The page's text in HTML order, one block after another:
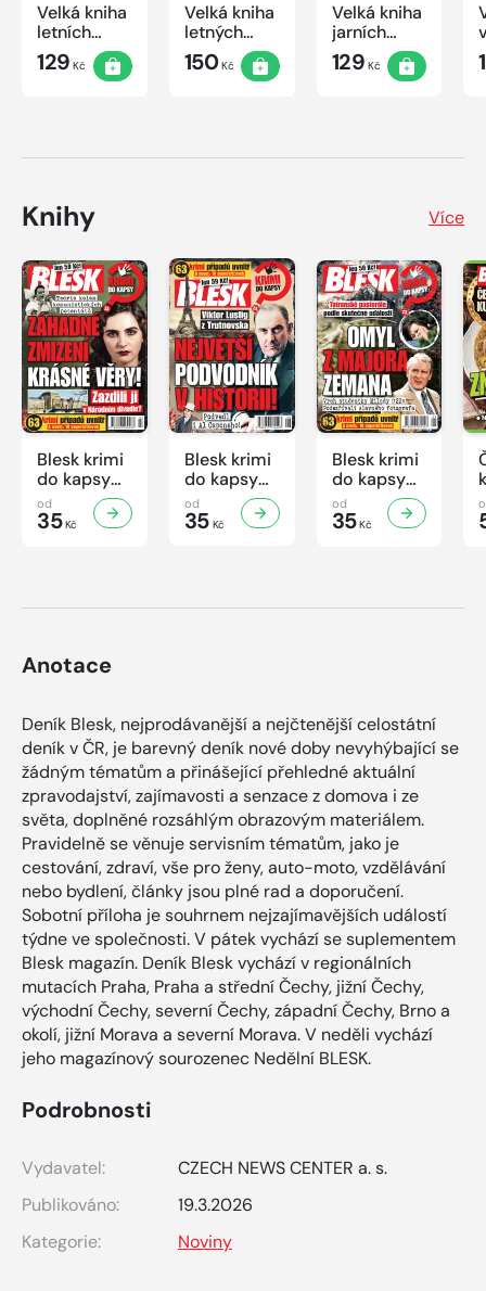
Velká kniha
letních
křížovek
2026
129 Kč
Velká kniha
letných
krížoviek s
TV JOJ
150Kč
Velká kniha
jarních
křížovek
2026
129 Kč
Knihy Více
Blesk krimi
do kapsy
č.7/2026
od
35Kč
Blesk krimi
do kapsy
č.6/2026
od
35Kč
Blesk krimi
do kapsy
č.5/2026
od
35Kč
Anotace
Deník Blesk, nejprodávanější a nejčtenější celostátní
deník v ČR, je barevný deník nové doby nevyhýbající se
žádným tématům a přinášející přehledné aktuální
zpravodajství, zajímavosti a senzace z domova i ze
světa, doplněné rozsáhlým obrazovým materiálem.
Pravidelně se věnuje servisním tématům, jako je
cestování, zdraví, vše pro ženy, auto-moto, vzdělávání
nebo bydlení, články jsou plné rad a doporučení.
Sobotní příloha je souhrnem nejzajímavějších událostí
týdne ve společnosti. V pátek vychází se suplementem
Blesk magazín. Deník Blesk vychází v regionálních
mutacích Praha, Praha a střední Čechy, jižní Čechy,
východní Čechy, severní Čechy, západní Čechy, Brno a
okolí, jižní Morava a severní Morava. V neděli vychází
jeho magazínový sourozenec Nedělní BLESK.
Podrobnosti
Vydavatel:
CZECH NEWS CENTER a. s.
Publikováno:
19.3.2026
Kategorie:
Noviny